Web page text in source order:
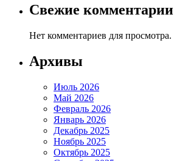
Свежие комментарии
Нет комментариев для просмотра.
Архивы
Июль 2026
Май 2026
Февраль 2026
Январь 2026
Декабрь 2025
Ноябрь 2025
Октябрь 2025